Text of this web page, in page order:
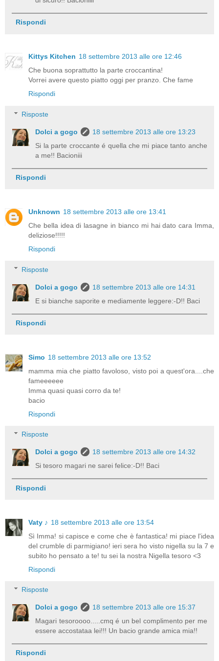
Rispondi
Kittys Kitchen 18 settembre 2013 alle ore 12:46
Che buona soprattutto la parte croccantina!
Vorrei avere questo piatto oggi per pranzo. Che fame
Rispondi
Risposte
Dolci a gogo
18 settembre 2013 alle ore 13:23
Si la parte croccante é quella che mi piace tanto anche
a me!! Bacioniii
Rispondi
Unknown 18 settembre 2013 alle ore 13:41
Che bella idea di lasagne in bianco mi hai dato cara Imma,
deliziose!!!!!
Rispondi
Risposte
Dolci a gogo
18 settembre 2013 alle ore 14:31
E si bianche saporite e mediamente leggere:-D!! Baci
Rispondi
Simo 18 settembre 2013 alle ore 13:52
mamma mia che piatto favoloso, visto poi a quest'ora....che
fameeeeee
Imma quasi quasi corro da te!
bacio
Rispondi
Risposte
Dolci a gogo
18 settembre 2013 alle ore 14:32
Si tesoro magari ne sarei felice:-D!! Baci
Rispondi
Vaty ♪ 18 settembre 2013 alle ore 13:54
Sì Imma! si capisce e come che è fantastica! mi piace l'idea
del crumble di parmigiano! ieri sera ho visto nigella su la 7 e
subito ho pensato a te! tu sei la nostra Nigella tesoro <3
Rispondi
Risposte
Dolci a gogo
18 settembre 2013 alle ore 15:37
Magari tesoroooo.....cmq é un bel complimento per me
essere accostataa lei!!! Un bacio grande amica mia!!
Rispondi